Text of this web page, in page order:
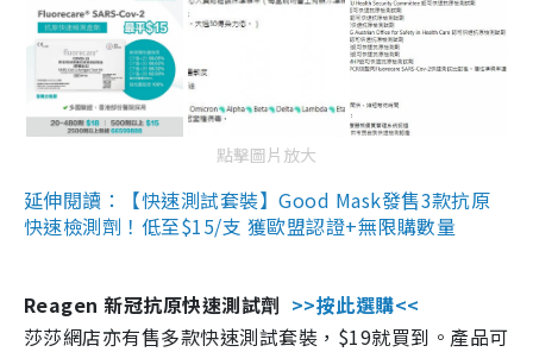
點擊圖片放大
延伸閱讀：【快速測試套裝】Good Mask發售3款抗原
快速檢測劑！低至$15/支 獲歐盟認證+無限購數量
Reagen 新冠抗原快速測試劑 >>按此選購<<
莎莎網店亦有售多款快速測試套裝，$19就買到。產品可